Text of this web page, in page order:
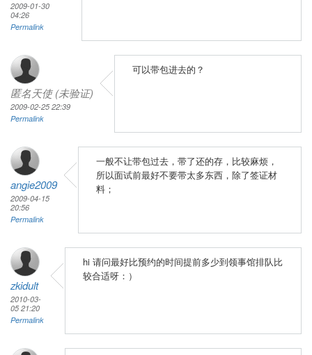
2009-01-30
04:26
Permalink
匿名天使 (未验证)
2009-02-25 22:39
Permalink
可以带包进去的？
angie2009
2009-04-15
20:56
Permalink
一般不让带包过去，带了还的存，比较麻烦，
所以面试前最好不要带太多东西，除了签证材
料；
zkidult
2010-03-
05 21:20
Permalink
hi 请问最好比预约的时间提前多少到领事馆排队比
较合适呀：）